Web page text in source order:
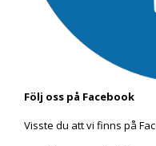
Följ oss på Facebook
Visste du att vi finns på